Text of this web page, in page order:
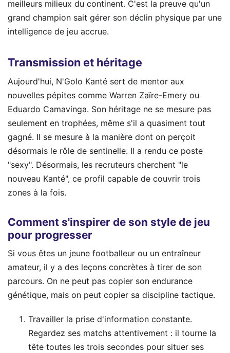
meilleurs milieux du continent. C'est la preuve qu'un
grand champion sait gérer son déclin physique par une
intelligence de jeu accrue.
Transmission et héritage
Aujourd'hui, N'Golo Kanté sert de mentor aux
nouvelles pépites comme Warren Zaïre-Emery ou
Eduardo Camavinga. Son héritage ne se mesure pas
seulement en trophées, même s'il a quasiment tout
gagné. Il se mesure à la manière dont on perçoit
désormais le rôle de sentinelle. Il a rendu ce poste
"sexy". Désormais, les recruteurs cherchent "le
nouveau Kanté", ce profil capable de couvrir trois
zones à la fois.
Comment s'inspirer de son style de jeu
pour progresser
Si vous êtes un jeune footballeur ou un entraîneur
amateur, il y a des leçons concrètes à tirer de son
parcours. On ne peut pas copier son endurance
génétique, mais on peut copier sa discipline tactique.
Travailler la prise d'information constante.
Regardez ses matchs attentivement : il tourne la
tête toutes les trois secondes pour situer ses